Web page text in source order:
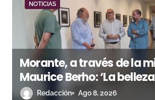
NOTICIAS
Morante, a través de la
Maurice Berho: ‘La
misterio’ llega a La
Redacción Ago 8, 2026